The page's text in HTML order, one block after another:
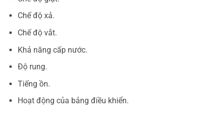
Chế độ xả.
Chế độ vắt.
Khả năng cấp nước.
Độ rung.
Tiếng ồn.
Hoạt động của bảng điều khiển.